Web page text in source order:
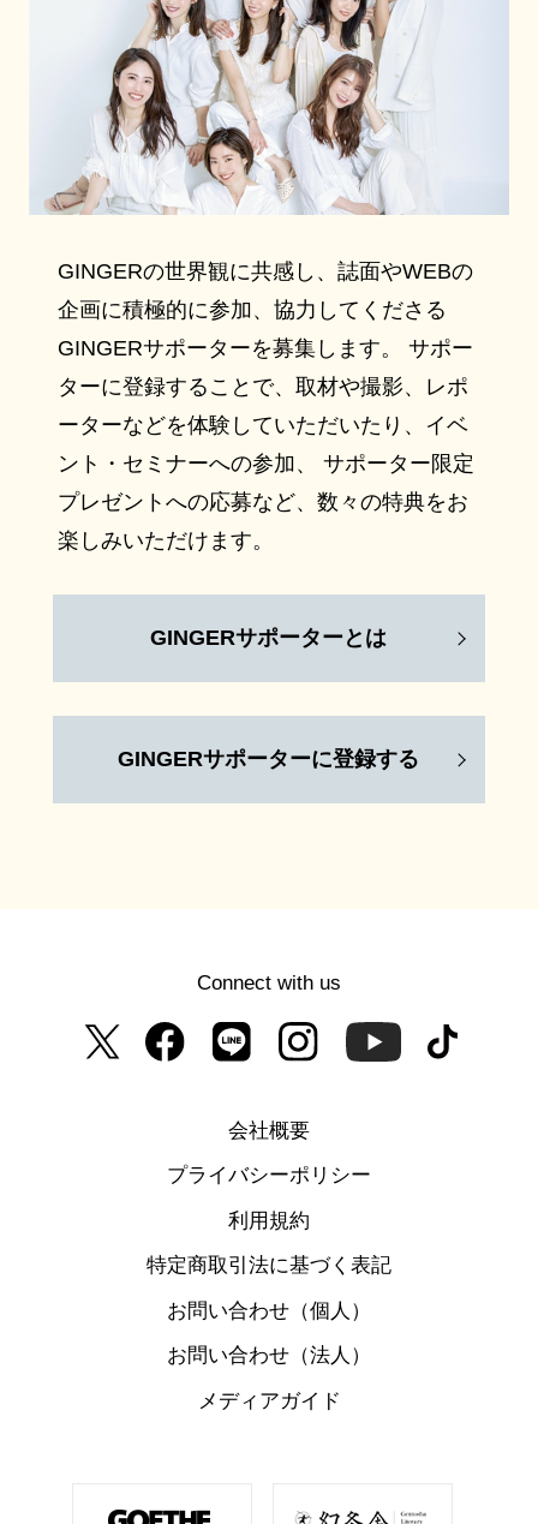
GINGERの世界観に共感し、誌面やWEBの
企画に積極的に参加、協力してくださる
GINGERサポーターを募集します。 サポー
ターに登録することで、取材や撮影、レポ
ーターなどを体験していただいたり、イベ
ント・セミナーへの参加、 サポーター限定
プレゼントへの応募など、数々の特典をお
楽しみいただけます。
GINGERサポーターとは
GINGERサポーターに登録する
Connect with us
会社概要
プライバシーポリシー
利用規約
特定商取引法に基づく表記
お問い合わせ（個人）
お問い合わせ（法人）
メディアガイド